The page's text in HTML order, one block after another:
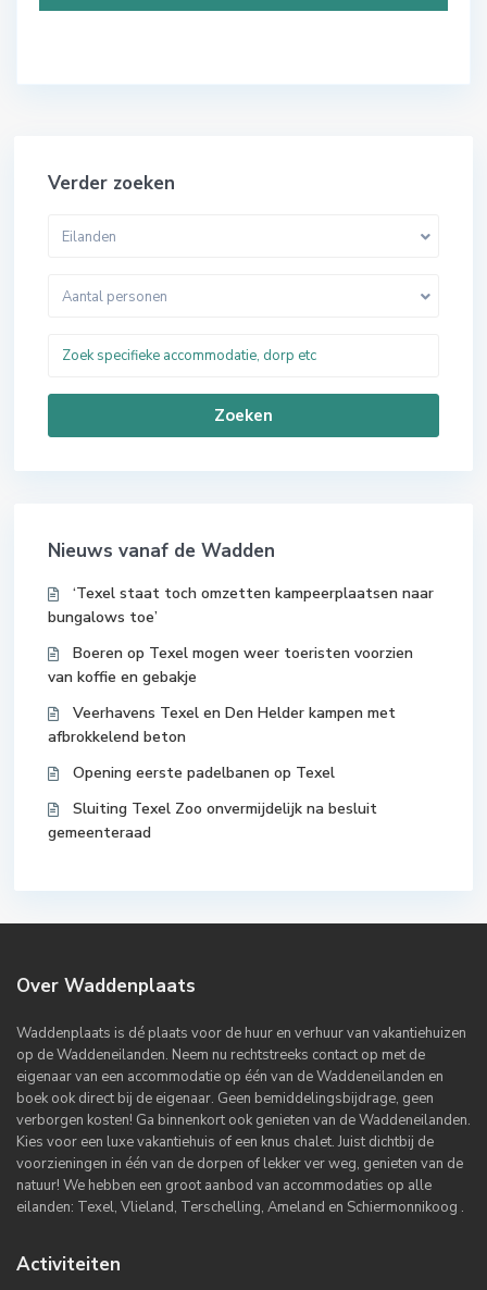
Verder zoeken
Eilanden
Aantal personen
Zoeken
Nieuws vanaf de Wadden
‘Texel staat toch omzetten kampeerplaatsen naar
bungalows toe’
Boeren op Texel mogen weer toeristen voorzien
van koffie en gebakje
Veerhavens Texel en Den Helder kampen met
afbrokkelend beton
Opening eerste padelbanen op Texel
Sluiting Texel Zoo onvermijdelijk na besluit
gemeenteraad
Over Waddenplaats
Waddenplaats is dé plaats voor de huur en verhuur van vakantiehuizen
op de Waddeneilanden. Neem nu rechtstreeks contact op met de
eigenaar van een accommodatie op één van de Waddeneilanden en
boek ook direct bij de eigenaar. Geen bemiddelingsbijdrage, geen
verborgen kosten! Ga binnenkort ook genieten van de Waddeneilanden.
Kies voor een luxe vakantiehuis of een knus chalet. Juist dichtbij de
voorzieningen in één van de dorpen of lekker ver weg, genieten van de
natuur! We hebben een groot aanbod van accommodaties op alle
eilanden: Texel, Vlieland, Terschelling, Ameland en Schiermonnikoog .
Activiteiten